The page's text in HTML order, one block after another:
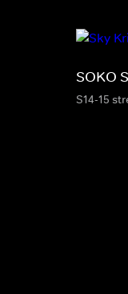
SOKO
S14-15